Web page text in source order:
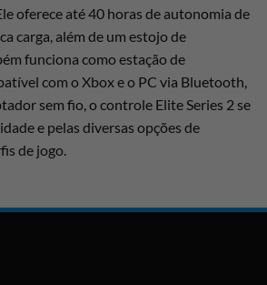
oferece até 40 horas de autonomia de
carga, além de um estojo de
funciona como estação de
com o Xbox e o PC via Bluetooth,
sem fio, o controle Elite Series 2 se
e pelas diversas opções de
de jogo.